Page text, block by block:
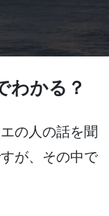
わかる？
の人の話を聞
が、その中で